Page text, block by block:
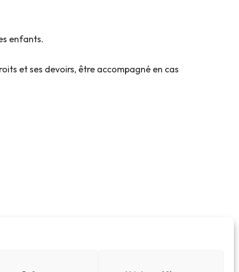
enfants.
et ses devoirs, être accompagné en cas